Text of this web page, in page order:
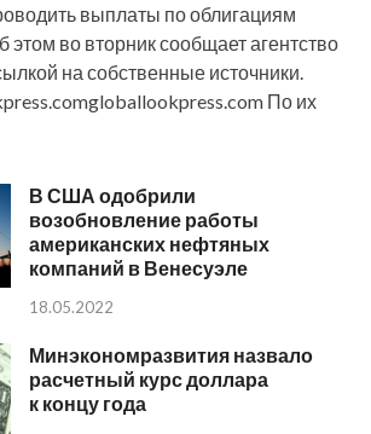
выплаты по облигациям
этом во вторник сообщает агентство
на собственные источники.
По их
В США одобрили
возобновление работы
американских нефтяных
компаний в Венесуэле
18.05.2022
Минэкономразвития назвало
расчетный курс доллара
к концу года